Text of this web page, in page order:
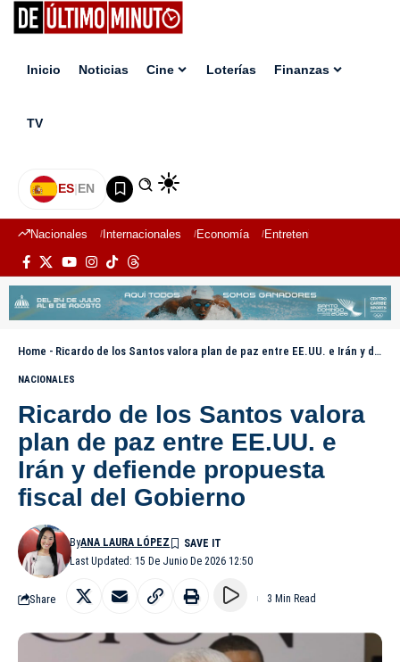
Inicio Noticias Cine Loterías Finanzas
TV
ES|EN
Nacionales Internacionales Economía Entretenimiento
Home - Ricardo de los Santos valora plan de paz entre EE.UU. e Irán y defiende propuesta fiscal del Gobierno
NACIONALES
Ricardo de los Santos valora
plan de paz entre EE.UU. e
Irán y defiende propuesta
fiscal del Gobierno
Last Updated: 15 De Junio De 2026 12:50
ByANA LAURA LÓPEZ
Share 3 Min Read